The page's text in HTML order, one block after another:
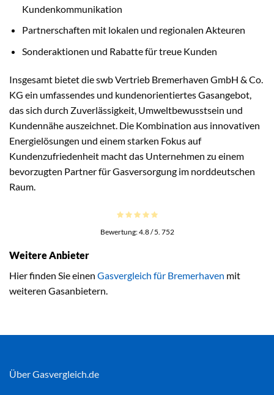
Kundenkommunikation
Partnerschaften mit lokalen und regionalen Akteuren
Sonderaktionen und Rabatte für treue Kunden
Insgesamt bietet die swb Vertrieb Bremerhaven GmbH & Co.
KG ein umfassendes und kundenorientiertes Gasangebot,
das sich durch Zuverlässigkeit, Umweltbewusstsein und
Kundennähe auszeichnet. Die Kombination aus innovativen
Energielösungen und einem starken Fokus auf
Kundenzufriedenheit macht das Unternehmen zu einem
bevorzugten Partner für Gasversorgung im norddeutschen
Raum.
Bewertung:4.8/ 5. 752
Weitere Anbieter
Hier finden Sie einen Gasvergleich für Bremerhaven mit
weiteren Gasanbietern.
Über Gasvergleich.de